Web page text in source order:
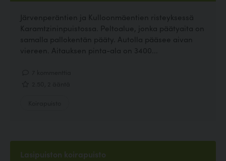
Järvenperäntien ja Kulloonmäentien risteyksessä
Karamtzininpuistossa. Peltoalue, jonka päätyaita on
samalla pallokentän pääty. Autolla pääsee aivan
viereen. Aitauksen pinta-ala on 3400...
Lasipuiston koirapuisto